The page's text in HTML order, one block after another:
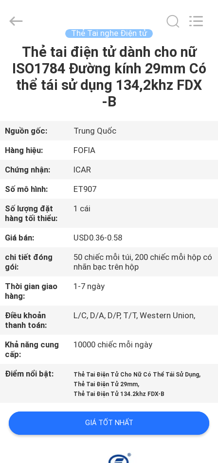
TRANG
CHỦ
PHẨM
VIDEO
VỀ
CHÚNG
TÔI
THAM
QUAN
NHÀ
MÁY
KIỂM
SOÁT
CHẤT
LIÊN
HỆ
Technology
Thẻ Tai nghe Điện tử
Thẻ tai điện tử dành cho nữ
ISO1784 Đường kính 29mm Có
thể tái sử dụng 134,2khz FDX
-B
Nguồn gốc:
Trung Quốc
Hàng hiệu:
FOFIA
Chứng nhận:
ICAR
Số mô hình:
ET907
Số lượng đặt
hàng tối thiểu:
1 cái
Giá bán:
USD0.36-0.58
chi tiết đóng
gói:
50 chiếc mỗi túi, 200 chiếc mỗi hộp có
nhãn bạc trên hộp
Thời gian giao
hàng:
1-7 ngày
Điều khoản
thanh toán:
L/C, D/A, D/P, T/T, Western Union,
Khả năng cung
cấp:
10000 chiếc mỗi ngày
Điểm nổi bật: Thẻ Tai Điện Tử Cho Nữ Có Thể Tái Sử Dụng,
Thẻ Tai Điện Tử 29mm,
Thẻ Tai Điện Tử 134.2khz FDX-B
GIÁ TỐT NHẤT